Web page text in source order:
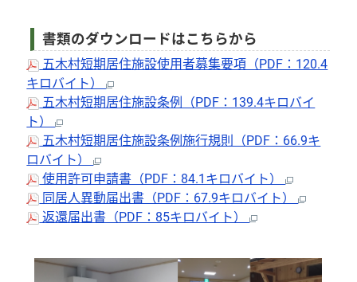
書類のダウンロードはこちらから
五木村短期居住施設使用者募集要項（PDF：120.4
キロバイト）
五木村短期居住施設条例（PDF：139.4キロバイ
ト）
五木村短期居住施設条例施行規則（PDF：66.9キ
ロバイト）
使用許可申請書（PDF：84.1キロバイト）
同居人異動届出書（PDF：67.9キロバイト）
返還届出書（PDF：85キロバイト）